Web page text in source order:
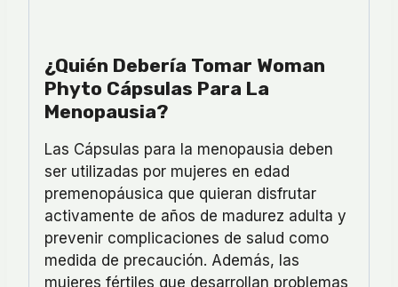
¿Quién Debería Tomar Woman
Phyto Cápsulas Para La
Menopausia?
Las Cápsulas para la menopausia deben
ser utilizadas por mujeres en edad
premenopáusica que quieran disfrutar
activamente de años de madurez adulta y
prevenir complicaciones de salud como
medida de precaución. Además, las
mujeres fértiles que desarrollan problemas